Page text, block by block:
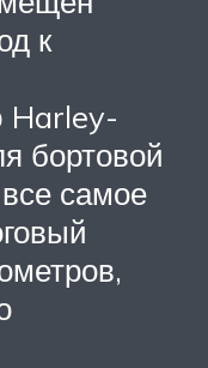
к
Harley-
бортовой
самое